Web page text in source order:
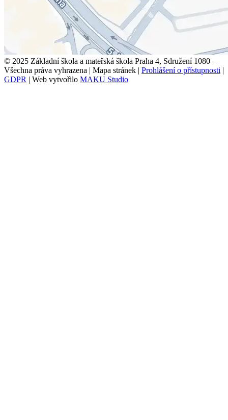
© 2025 Základní škola a mateřská škola Praha 4, Sdružení 1080 –
Všechna práva vyhrazena | Mapa stránek | Prohlášení o přístupnosti |
GDPR | Web vytvořilo MAKU Studio